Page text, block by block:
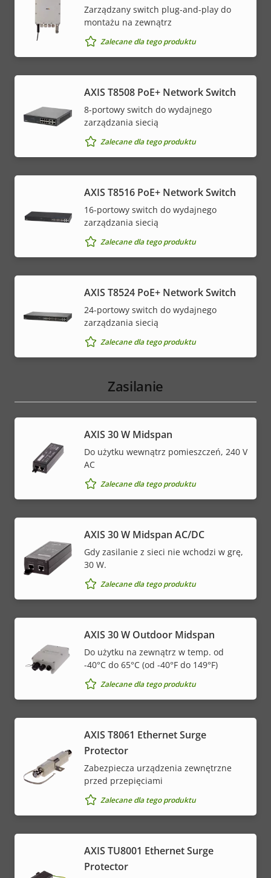
Zarządzany switch plug-and-play do
montażu na zewnątrz
Zalecane dla tego produktu
AXIS T8508 PoE+ Network Switch
8-portowy switch do wydajnego
zarządzania siecią
Zalecane dla tego produktu
AXIS T8516 PoE+ Network Switch
16-portowy switch do wydajnego
zarządzania siecią
Zalecane dla tego produktu
AXIS T8524 PoE+ Network Switch
24-portowy switch do wydajnego
zarządzania siecią
Zalecane dla tego produktu
Zasilanie
AXIS 30 W Midspan
Do użytku wewnątrz pomieszczeń, 240 V
AC
Zalecane dla tego produktu
AXIS 30 W Midspan AC/DC
Gdy zasilanie z sieci nie wchodzi w grę,
30 W.
Zalecane dla tego produktu
AXIS 30 W Outdoor Midspan
Do użytku na zewnątrz w temp. od
-40°C do 65°C (od -40°F do 149°F)
Zalecane dla tego produktu
AXIS T8061 Ethernet Surge
Protector
Zabezpiecza urządzenia zewnętrzne
przed przepięciami
Zalecane dla tego produktu
AXIS TU8001 Ethernet Surge
Protector